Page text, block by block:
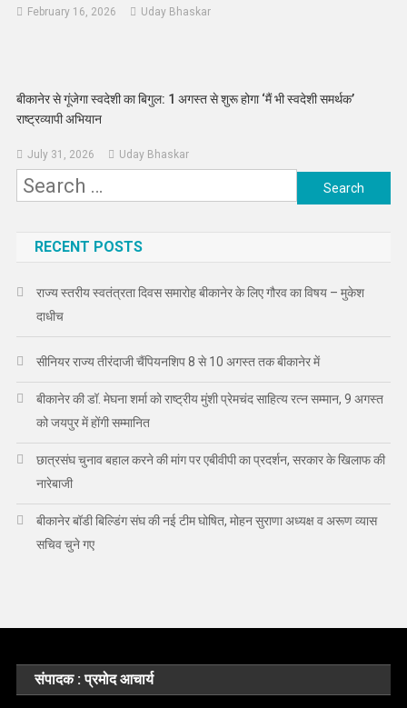
February 16, 2026 Uday Bhaskar
बीकानेर से गूंजेगा स्वदेशी का बिगुल: 1 अगस्त से शुरू होगा ‘मैं भी स्वदेशी समर्थक’
राष्ट्रव्यापी अभियान
July 31, 2026 Uday Bhaskar
Search
RECENT POSTS
राज्य स्तरीय स्वतंत्रता दिवस समारोह बीकानेर के लिए गौरव का विषय – मुकेश
दाधीच
सीनियर राज्य तीरंदाजी चैंपियनशिप 8 से 10 अगस्त तक बीकानेर में
बीकानेर की डॉ. मेघना शर्मा को राष्ट्रीय मुंशी प्रेमचंद साहित्य रत्न सम्मान, 9 अगस्त
को जयपुर में होंगी सम्मानित
छात्रसंघ चुनाव बहाल करने की मांग पर एबीवीपी का प्रदर्शन, सरकार के खिलाफ की
नारेबाजी
बीकानेर बॉडी बिल्डिंग संघ की नई टीम घोषित, मोहन सुराणा अध्यक्ष व अरूण व्यास
सचिव चुने गए
संपादक : प्रमोद आचार्य